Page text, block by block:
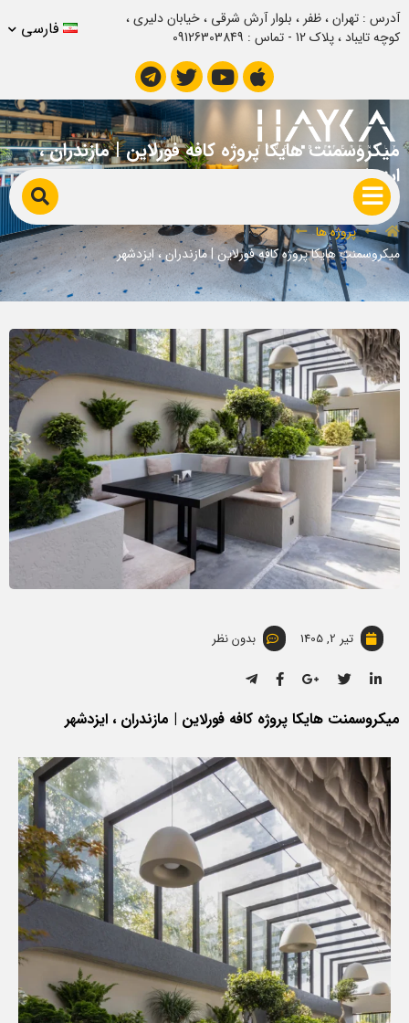
آدرس : تهران ، ظفر ، بلوار آرش شرقی ، خیابان دلیری ،
کوچه تایباد ، پلاک 12 - تماس : 09126303849
فارسی
میکروسمنت هایکا پروژه کافه فورلاین | مازندران ،
ایزدشهر
پروژه ها
میکروسمنت هایکا پروژه کافه فورلاین | مازندران ، ایزدشهر
تیر 2, 1405 بدون نظر
میکروسمنت هایکا پروژه کافه فورلاین | مازندران ، ایزدشهر